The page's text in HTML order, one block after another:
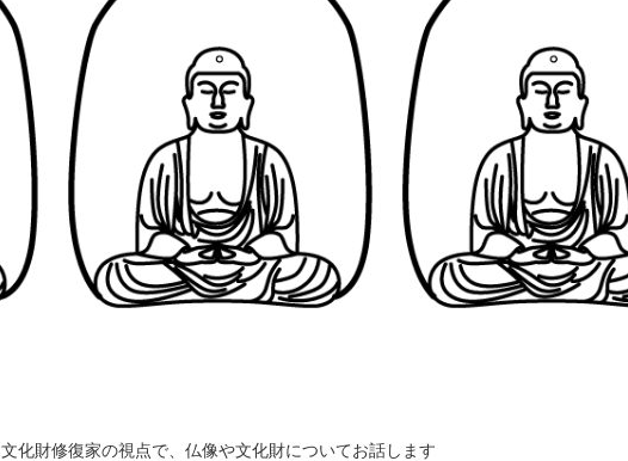
文化財修復家の視点で、仏像や文化財についてお話します